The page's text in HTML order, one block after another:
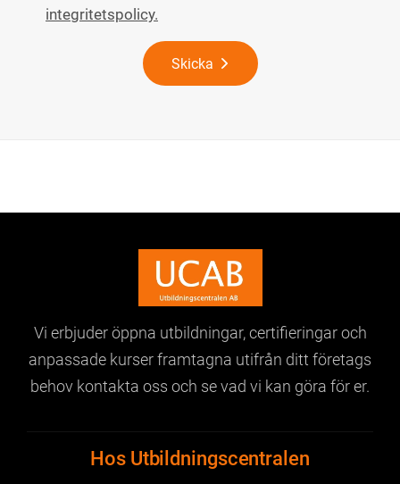
integritetspolicy.
Vi erbjuder öppna utbildningar,certifieringar och
anpassade kurserframtagna utifrån ditt företags
behov kontakta oss och se vad vi kan göra för er.
Hos Utbildningscentralen